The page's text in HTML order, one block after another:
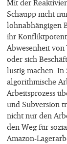
Mit der
Schaupp nicht
lohnabhängigen
ihr
Abwesenheit
oder sich
lustig machen. In
algorithmische
Arbeitsprozess
und Subversion
nicht nur den
den Weg für
Amazon-